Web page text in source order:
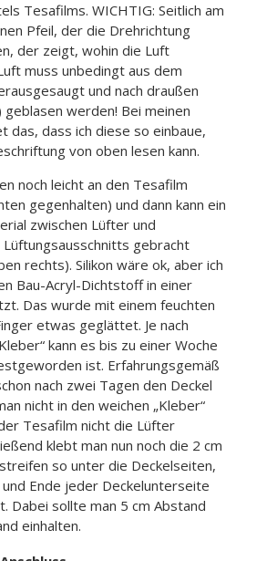
Tesafilms. WICHTIG: Seitlich am
Pfeil, der die Drehrichtung
der zeigt, wohin die Luft
muss unbedingt aus dem
und nach draußen
geblasen werden! Bei meinen
das, dass ich diese so einbaue,
von oben lesen kann.
noch leicht an den Tesafilm
gegenhalten) und dann kann ein
zwischen Lüfter und
gebracht
rechts). Silikon wäre ok, aber ich
Bau-Acryl-Dichtstoff in einer
Das wurde mit einem feuchten
etwas geglättet. Je nach
kann es bis zu einer Woche
ist. Erfahrungsgemäß
nach zwei Tagen den Deckel
nicht in den weichen „Kleber“
Tesafilm nicht die Lüfter
klebt man nun noch die 2 cm
so unter die Deckelseiten,
Ende jeder Deckelunterseite
Dabei sollte man 5 cm Abstand
einhalten.